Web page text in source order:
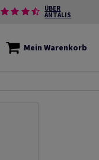
ÜBER
ANTALIS
Mein Warenkorb